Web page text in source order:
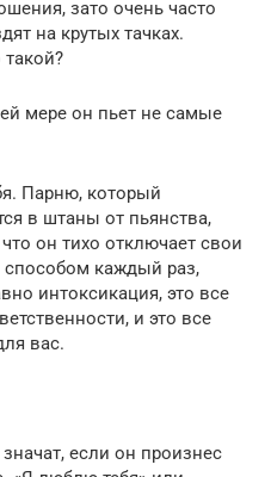
зато очень часто
на крутых тачках.
мере он пьет не самые
Парню, который
в штаны от пьянства,
он тихо отключает свои
способом каждый раз,
интоксикация, это все
и это все
вас.
если он произнес